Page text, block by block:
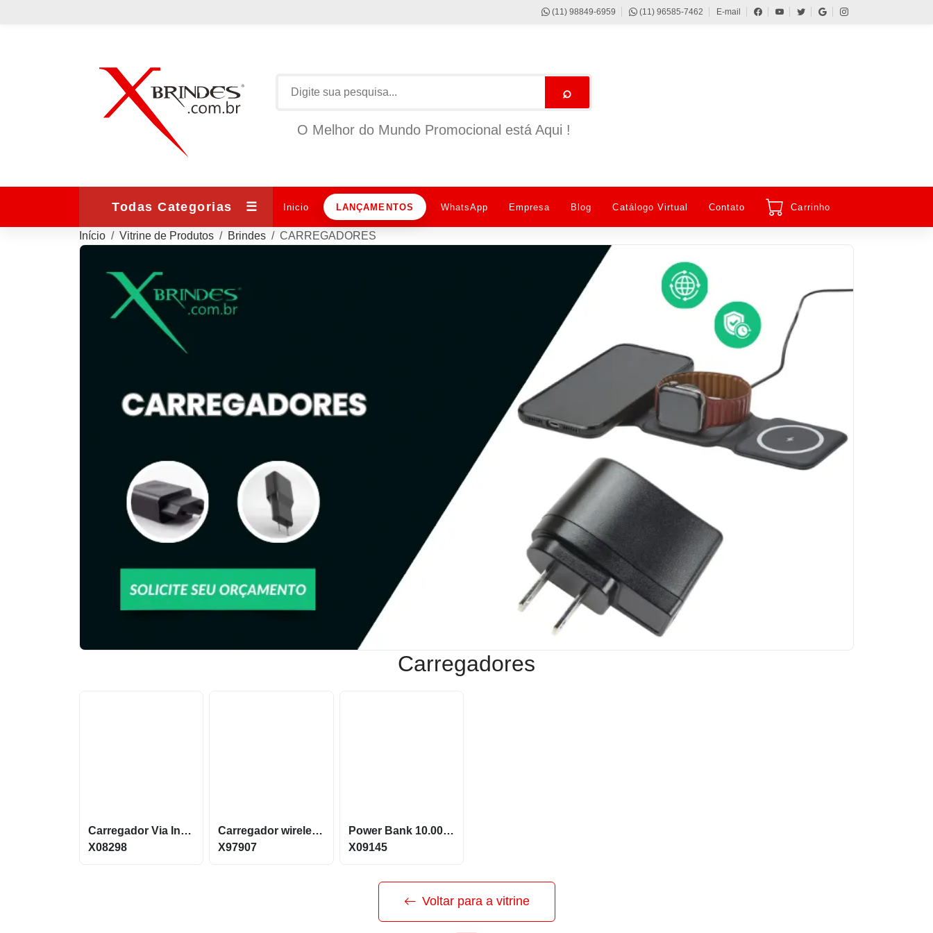
(11) 98849-6959 (11) 96585-7462 E-mail
⌕
O Melhor do Mundo Promocional está Aqui !
Todas Categorias ☰ Inicio LANÇAMENTOS WhatsApp Empresa Blog Catálogo Virtual Contato Carrinho
Início Vitrine de Produtos Brindes CARREGADORES
Carregadores
Carregador Via Indução Com Conexao Magnetica 3 Em 1
X08298
Carregador wireless rápido em ABS reciclado e alumínio reciclado 15W X97907
X97907
Power Bank 10.000mAh com Carregamento via Indução ou via Cabo X09145
X09145
Voltar para a vitrine